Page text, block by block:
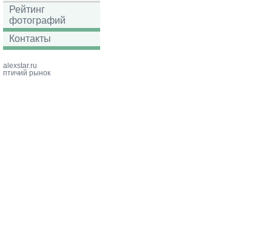
Рейтинг
фотографий
Контакты
alexstar.ru
птичий рынок